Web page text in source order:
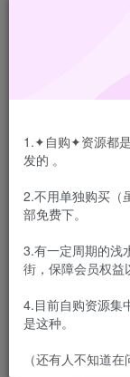
您的蛋蛋，
作品都很好
1.✦自购✦资源都
发的 。
2.不用单独购买（
部免费下。
3.有一定周期的浅
街，保障会员权益
4.目前自购资源
是这种。
（还有人不知道